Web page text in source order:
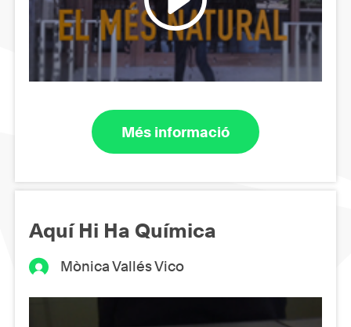
Més informació
Aquí Hi Ha Química
Mònica Vallés Vico